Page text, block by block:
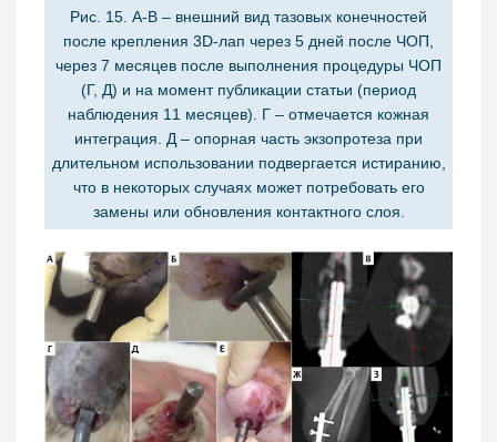
Рис. 15. А-В – внешний вид тазовых конечностей
после крепления 3D-лап через 5 дней после ЧОП,
через 7 месяцев после выполнения процедуры ЧОП
(Г, Д) и на момент публикации статьи (период
наблюдения 11 месяцев). Г – отмечается кожная
интеграция. Д – опорная часть экзопротеза при
длительном использовании подвергается истиранию,
что в некоторых случаях может потребовать его
замены или обновления контактного слоя.